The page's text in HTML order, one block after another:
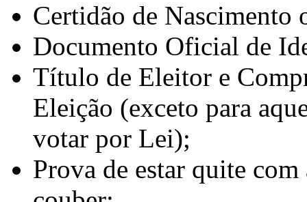
Certidão de Nascimento
Documento Oficial de
Título de Eleitor e
Eleição (exceto para
votar por Lei);
Prova de estar quite